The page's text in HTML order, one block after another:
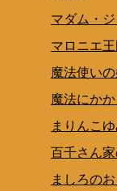
マダム・
マロニエ
魔法使い
魔法にかか
まりんこゆ
百千さん家
ましろのお